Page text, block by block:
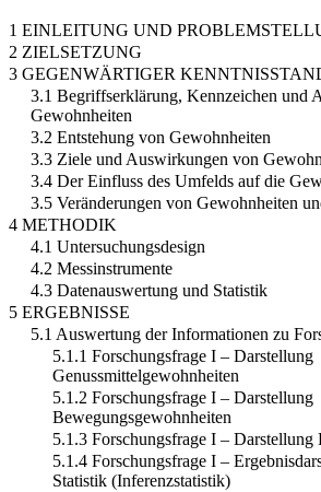
1 EINLEITUNG UND
2 ZIELSETZUNG
3 GEGENWÄRTIGER
3.1 Begriffserklärung, Kennzeichen und
Gewohnheiten
3.2 Entstehung von Gewohnheiten
3.3 Ziele und Auswirkungen von
3.4 Der Einfluss des Umfelds auf die
3.5 Veränderungen von Gewohnheiten
4 METHODIK
4.1 Untersuchungsdesign
4.2 Messinstrumente
4.3 Datenauswertung und Statistik
5 ERGEBNISSE
5.1 Auswertung der Informationen zu
5.1.1 Forschungsfrage I – Darstellung
Genussmittelgewohnheiten
5.1.2 Forschungsfrage I – Darstellung
Bewegungsgewohnheiten
5.1.3 Forschungsfrage I – Darstellung
5.1.4 Forschungsfrage I –
Statistik (Inferenzstatistik)